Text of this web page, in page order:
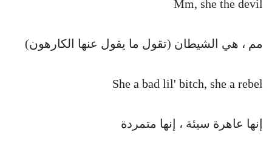
Mm, she the devil
مم ، هي الشيطان (تقول ما يقول عنها الكارهون)
She a bad lil' bitch, she a rebel
إنها عاهرة سيئة ، إنها متمردة